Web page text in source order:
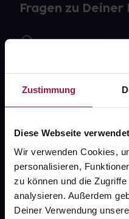
Zustimmung
Diese Webseite
Wir verwenden Cookies,
personalisieren,
zu können und die
analysieren. Außerdem
Deiner Verwendung
Fragen zu Deiner
Kontakt
gesund.de
Über uns
Karriere